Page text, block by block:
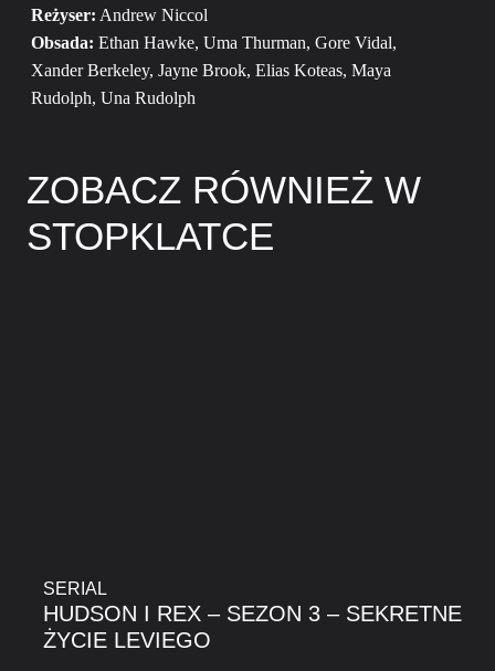
Reżyser: Andrew Niccol
Obsada: Ethan Hawke, Uma Thurman, Gore Vidal,
Xander Berkeley, Jayne Brook, Elias Koteas, Maya
Rudolph, Una Rudolph
ZOBACZ RÓWNIEŻ W
STOPKLATCE
SERIAL
HUDSON I REX – SEZON 3 – SEKRETNE
ŻYCIE LEVIEGO